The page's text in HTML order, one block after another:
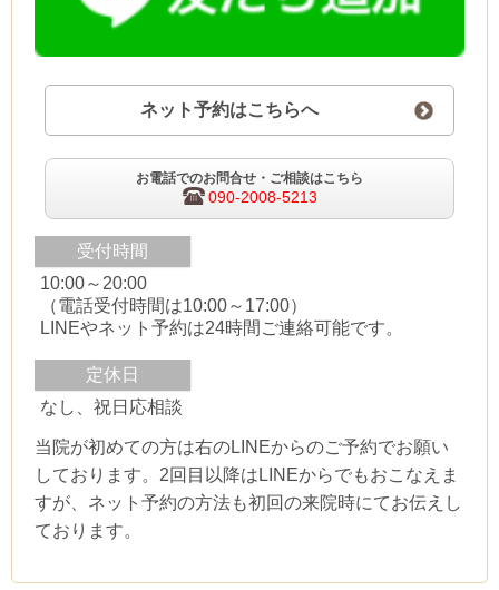
ネット予約はこちらへ
お電話でのお問合せ・ご相談はこちら
090-2008-5213
受付時間
10:00～20:00
（電話受付時間は10:00～17:00）
LINEやネット予約は24時間ご連絡可能です。
定休日
なし、祝日応相談
当院が初めての方は右のLINEからのご予約でお願い
しております。2回目以降はLINEからでもおこなえま
すが、ネット予約の方法も初回の来院時にてお伝えし
ております。